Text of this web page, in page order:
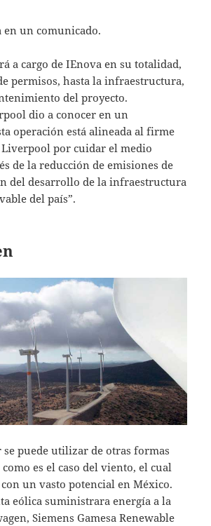
un comunicado.
a cargo de IEnova en su totalidad,
permisos, hasta la infraestructura,
del proyecto.
dio a conocer en un
operación está alineada al firme
por cuidar el medio
de la reducción de emisiones de
del desarrollo de la infraestructura
del país”.
se puede utilizar de otras formas
es el caso del viento, el cual
un vasto potencial en México.
eólica suministrara energía a la
Siemens Gamesa Renewable